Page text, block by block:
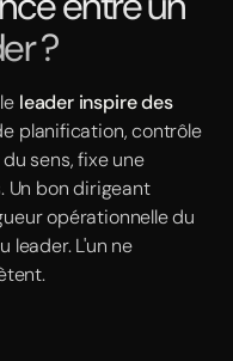
?
leader inspire des
planification, contrôle
sens, fixe une
Un bon dirigeant
opérationnelle du
leader. L'un ne